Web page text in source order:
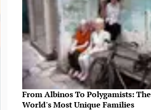
From Albinos To Polygamists: The
World's Most Unique Families